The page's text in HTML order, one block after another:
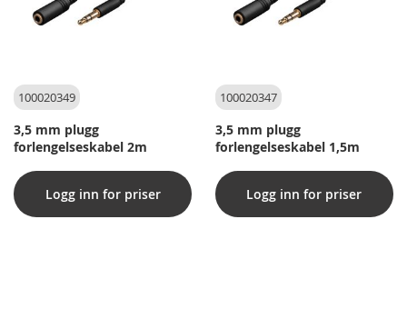
100020349
3,5 mm plugg
forlengelseskabel 2m
Logg inn for priser
100020347
3,5 mm plugg
forlengelseskabel 1,5m
Logg inn for priser